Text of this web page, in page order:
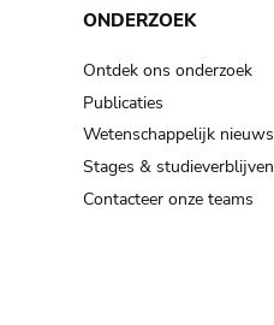
ONDERZOEK
Ontdek ons onderzoek
Publicaties
Wetenschappelijk nieuws
Stages & studieverblijven
Contacteer onze teams